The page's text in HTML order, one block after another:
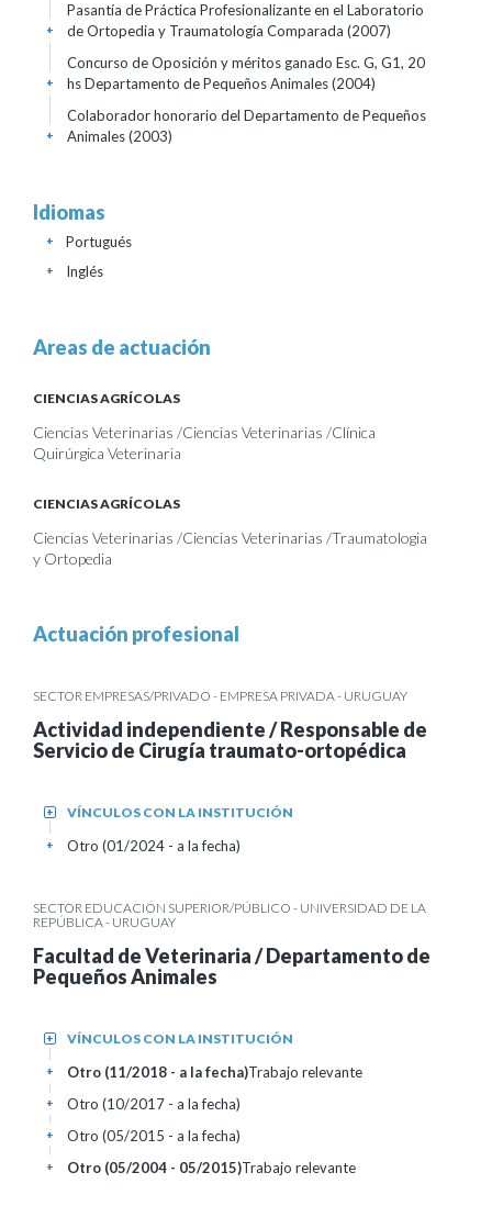
Pasantía de Práctica Profesionalizante en el Laboratorio
de Ortopedia y Traumatología Comparada (2007)
+
Concurso de Oposición y méritos ganado Esc. G, G1, 20
hs Departamento de Pequeños Animales(2004)
+
Colaborador honorario del Departamento de Pequeños
Animales(2003)
+
Idiomas
Portugués
+
Inglés
+
Areas de actuación
CIENCIAS AGRÍCOLAS
Ciencias Veterinarias /Ciencias Veterinarias /Clínica
Quirúrgica Veterinaria
CIENCIAS AGRÍCOLAS
Ciencias Veterinarias /Ciencias Veterinarias /Traumatologia
y Ortopedia
Actuación profesional
SECTOR EMPRESAS/PRIVADO - EMPRESA PRIVADA - URUGUAY
Actividad independiente / Responsable de
Servicio de Cirugía traumato-ortopédica
VÍNCULOS CON LA INSTITUCIÓN
+
Otro (01/2024 - a la fecha)
+
SECTOR EDUCACIÓN SUPERIOR/PÚBLICO - UNIVERSIDAD DE LA
REPÚBLICA - URUGUAY
Facultad de Veterinaria / Departamento de
Pequeños Animales
VÍNCULOS CON LA INSTITUCIÓN
+
Otro (11/2018 - a la fecha)Trabajo relevante
+
Otro (10/2017 - a la fecha)
+
Otro (05/2015 - a la fecha)
+
Otro (05/2004 - 05/2015)Trabajo relevante
+